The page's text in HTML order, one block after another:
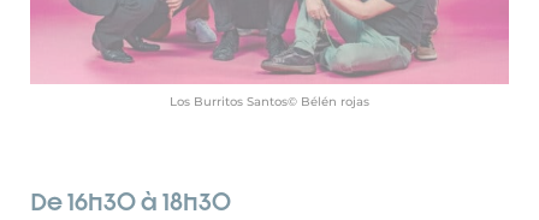
Los Burritos Santos© Bélén rojas
De 16h30 à 18h30